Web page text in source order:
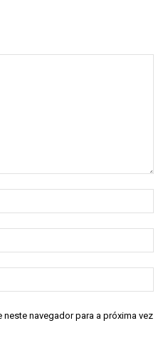
neste navegador para a próxima vez